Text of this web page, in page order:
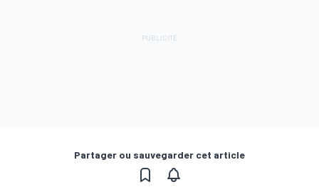
Partager ou sauvegarder cet article